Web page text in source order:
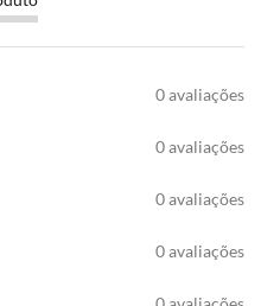
0 avaliações
0 avaliações
0 avaliações
0 avaliações